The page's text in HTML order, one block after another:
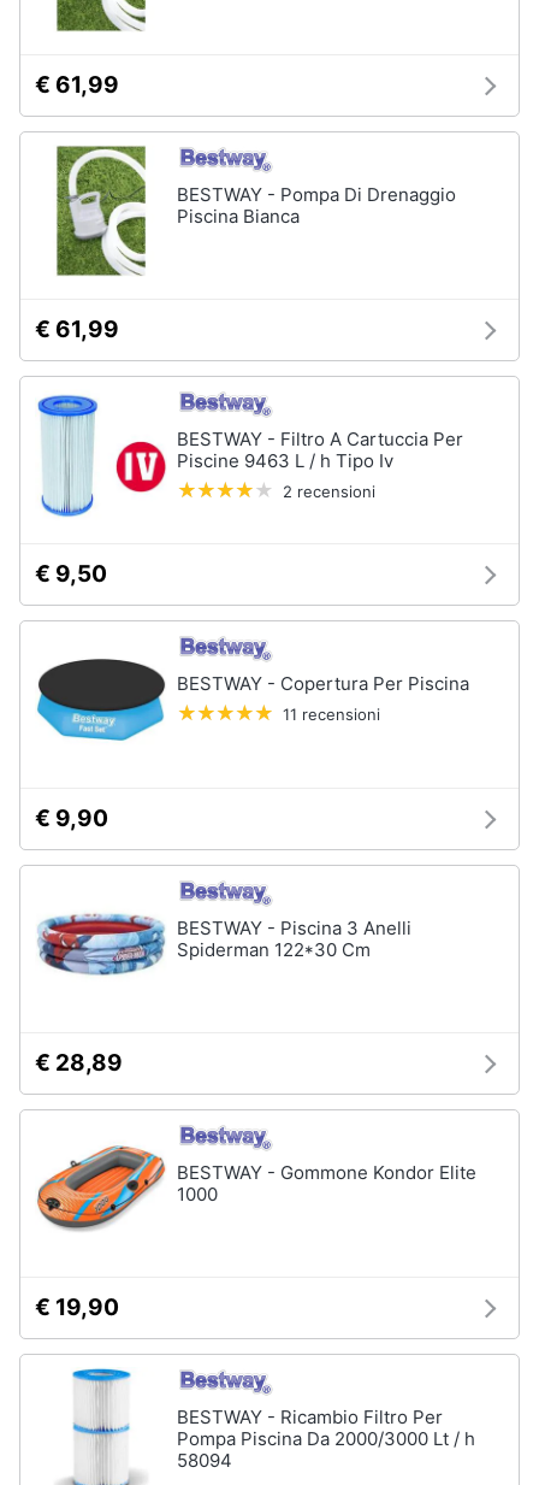
matrimoniale
Vedi
tutti
Illuminazione
Philips
illuminazione
Lampadari
Lampadari
moderni
Lampada
Vedi
Arredamento
esterno
Piscine
Piscine
Casette
legno
Vedi
tutti
Lavanderia
Portabiancheria
lavanderia
Armadio
portascope
tutti
€ 61,99
BESTWAY - Pompa Di Drenaggio
Piscina Bianca
€ 61,99
BESTWAY - Filtro A Cartuccia Per
Piscine 9463 L / h Tipo Iv
2 recensioni
€ 9,50
BESTWAY - Copertura Per Piscina
11 recensioni
€ 9,90
BESTWAY - Piscina 3 Anelli
Spiderman 122*30 Cm
€ 28,89
BESTWAY - Gommone Kondor Elite
1000
€ 19,90
BESTWAY - Ricambio Filtro Per
Pompa Piscina Da 2000/3000 Lt / h
58094